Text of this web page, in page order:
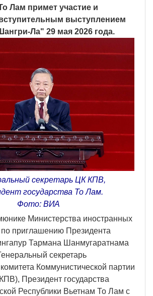
Лам примет участие и
выступлением
Ла" 29 мая 2026 года.
секретарь ЦК КПВ,
государства То Лам.
Фото: ВИА
Министерства иностранных
приглашению Президента
Тармана Шанмугаратнама
секретарь
Коммунистической партии
Президент государства
Республики Вьетнам То Лам с